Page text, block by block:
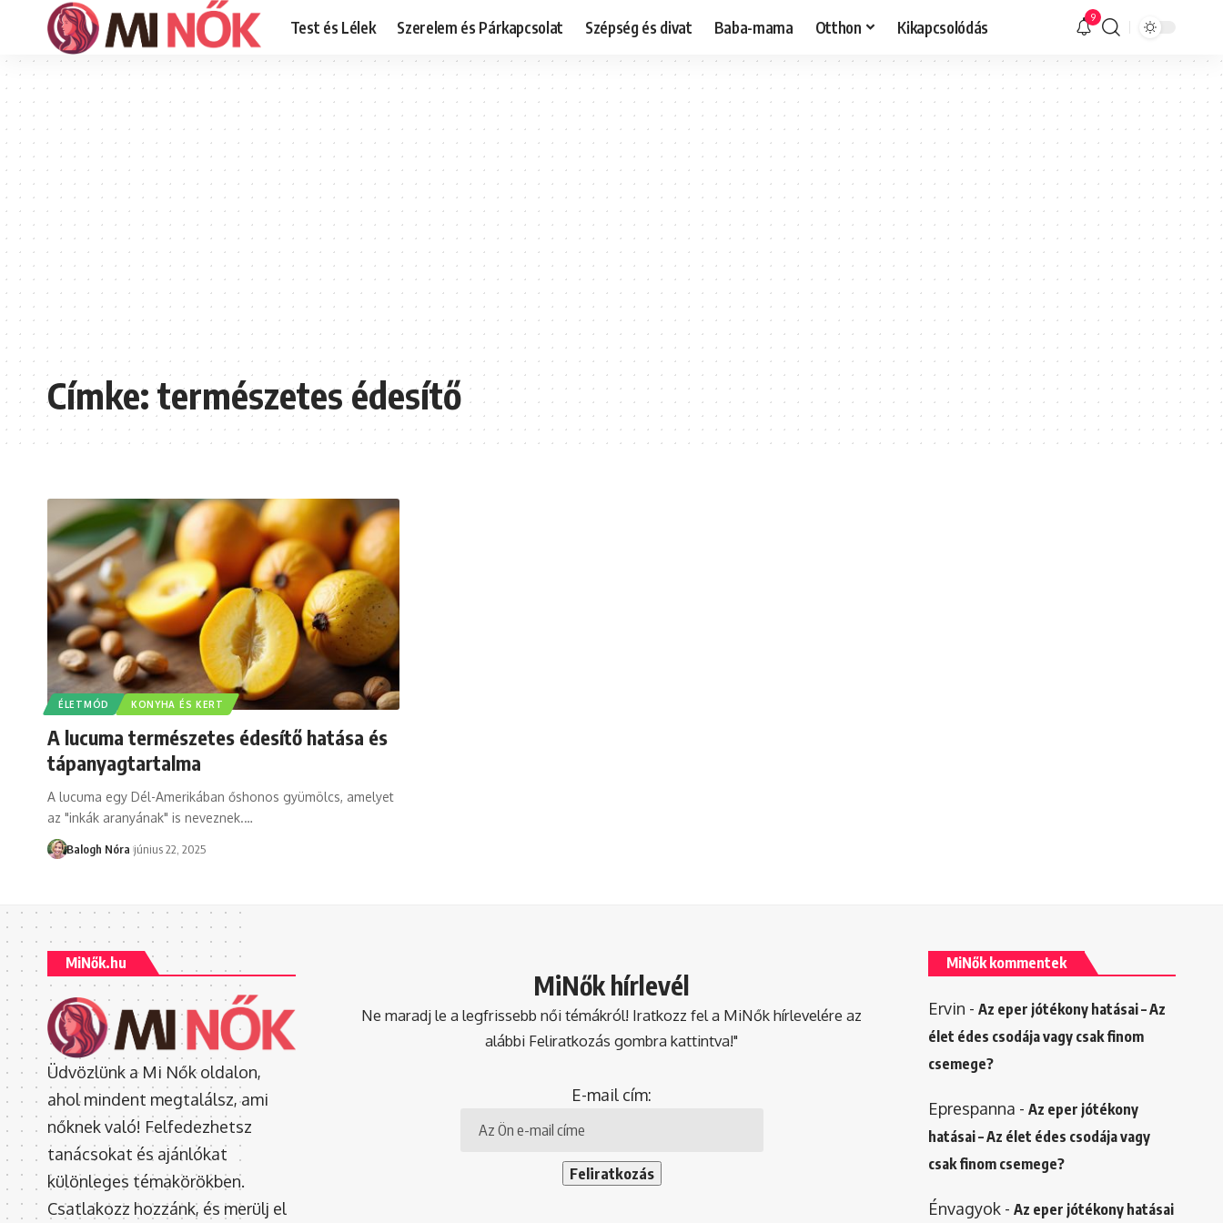
Test és Lélek Szerelem és Párkapcsolat Szépség és divat Baba-mama Otthon Kikapcsolódás 9
Címke:természetes édesítő
ÉLETMÓD KONYHA ÉS KERT
A lucuma természetes édesítő hatása és
tápanyagtartalma
A lucuma egy Dél-Amerikában őshonos gyümölcs, amelyet
az "inkák aranyának" is neveznek.…
Balogh Nóra június 22, 2025
MiNők.hu
Üdvözlünk a Mi Nők oldalon,
ahol mindent megtalálsz, ami
nőknek való! Felfedezhetsz
tanácsokat és ajánlókat
különleges témakörökben.
Csatlakozz hozzánk, és merülj el
MiNők hírlevél
Ne maradj le a legfrissebb női témákról! Iratkozz fel a MiNők hírlevelére az
alábbi Feliratkozás gombra kattintva!"
E-mail cím:
MiNők kommentek
Ervin - Az eper jótékony hatásai – Az
élet édes csodája vagy csak finom
csemege?
Eprespanna - Az eper jótékony
hatásai – Az élet édes csodája vagy
csak finom csemege?
Énvagyok- Az eper jótékony hatásai